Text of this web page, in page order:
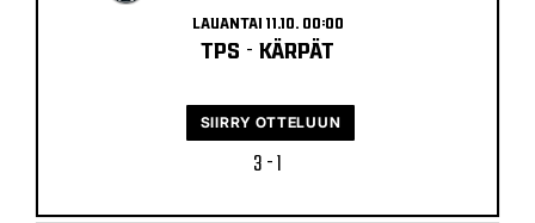
LAUANTAI 11.10. 00:00
TPS - KÄRPÄT
3 - 1
SIIRRY OTTELUUN